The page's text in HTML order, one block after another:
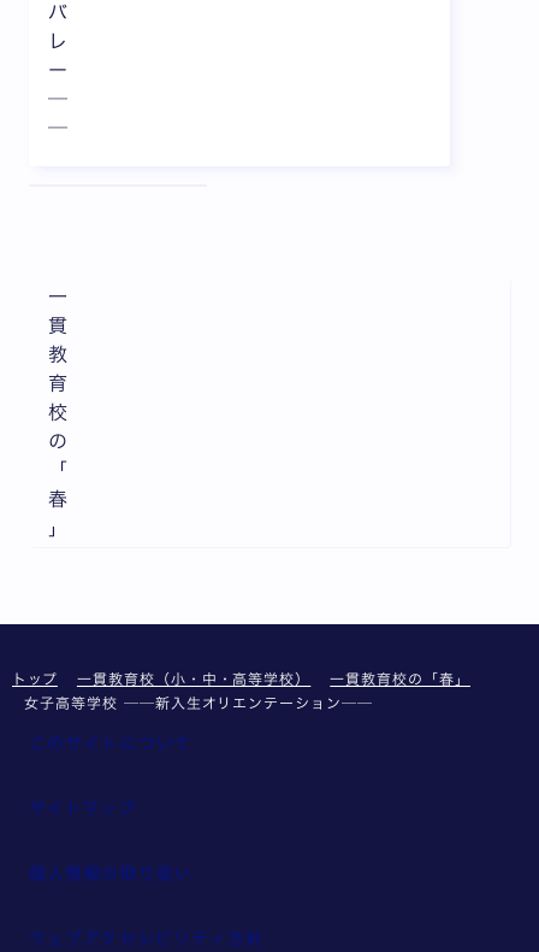
バ
レ
ー
─
─
一
貫
教
育
校
の
「
春
」
トップ 一貫教育校（小・中・高等学校）
一貫教育校の「春」
女子高等学校 ──新入生オリエンテーション──
このサイトについて
サイトマップ
個人情報の取り扱い
ウェブアクセシビリティ方針